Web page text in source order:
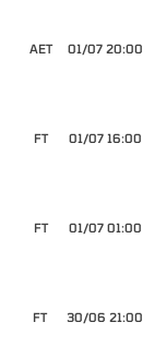
01/07 20:00
AET
01/07 16:00
FT
01/07 01:00
FT
30/06 21:00
FT